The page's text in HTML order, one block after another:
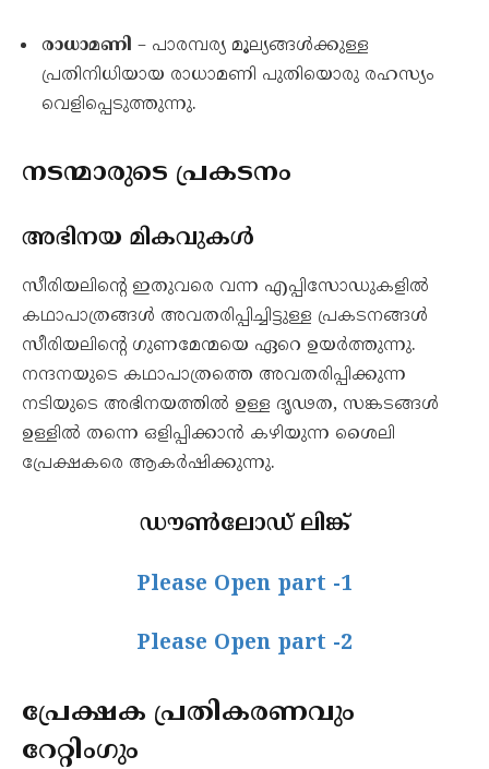
രാധാമണി – പാരമ്പര്യ മൂല്യങ്ങൾക്കുള്ള
പ്രതിനിധിയായ രാധാമണി പുതിയൊരു രഹസ്യം
വെളിപ്പെടുത്തുന്നു.
നടന്മാരുടെ പ്രകടനം
അഭിനയ മികവുകൾ
സീരിയലിന്റെ ഇതുവരെ വന്ന എപ്പിസോഡുകളിൽ
കഥാപാത്രങ്ങൾ അവതരിപ്പിച്ചിട്ടുള്ള പ്രകടനങ്ങൾ
സീരിയലിന്റെ ഗുണമേന്മയെ ഏറെ ഉയർത്തുന്നു.
നന്ദനയുടെ കഥാപാത്രത്തെ അവതരിപ്പിക്കുന്ന
നടിയുടെ അഭിനയത്തിൽ ഉള്ള ദൃഢത, സങ്കടങ്ങൾ
ഉള്ളിൽ തന്നെ ഒളിപ്പിക്കാൻ കഴിയുന്ന ശൈലി
പ്രേക്ഷകരെ ആകർഷിക്കുന്നു.
ഡൗൺലോഡ് ലിങ്ക്
Please Open part -1
Please Open part -2
പ്രേക്ഷക പ്രതികരണവും
റേറ്റിംഗും